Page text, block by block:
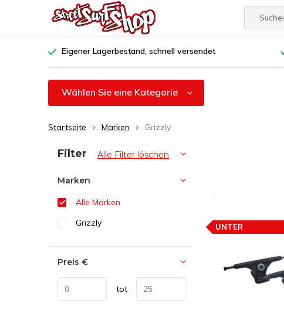
Eigener Lagerbestand, schnell versendet
Wählen Sie eine Kategorie
Startseite Marken Grizzly
UNTER
Sortieren nach:
Filter Alle Filter löschen
Marken
Alle Marken
Grizzly
Preis €
tot